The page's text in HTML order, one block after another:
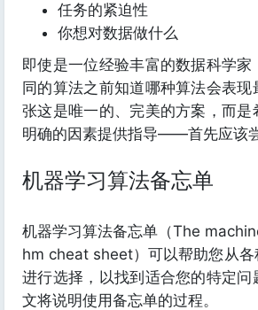
任务的紧迫性
你想对数据做什么
即使是一位经验丰富的数据科学家
同的算法之前知道哪种算法会表
张这是唯一的、完美的方案，而
明确的因素提供指导——首先应该
机器学习算法备忘单
机器学习算法备忘单（The
hm cheat sheet）可以帮助您从各
进行选择，以找到适合您的特定问
文将说明使用备忘单的过程。